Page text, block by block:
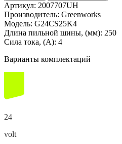
Артикул: 2007707UH
Производитель: Greenworks
Модель: G24CS25K4
Длина пильной шины, (мм): 250
Сила тока, (А): 4
Варианты комплектаций
24
volt